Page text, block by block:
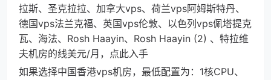
拉斯、圣克拉拉、加拿大vps、荷兰vps阿姆斯特丹、
德国vps法兰克福、英国vps伦敦、以色列vps佩塔提克
瓦、海法、Rosh Haayin、Rosh Haayin (2) 、特拉维
夫机房的线美元/月，点此入手
如果选择中国香港vps机房，最低配置为：1核CPU、